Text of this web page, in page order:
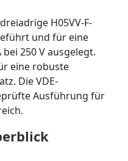
H05VV-F-
und für eine
250 V ausgelegt.
eine robuste
Die VDE-
Ausführung für